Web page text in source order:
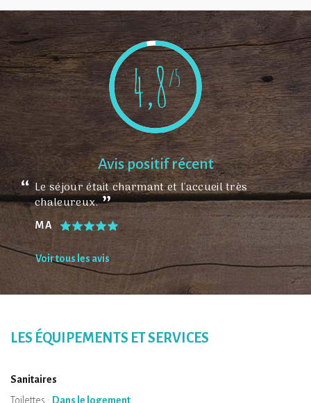
4,8/5
Avis positif récent
Le séjour était charmant et l'accueil très
chaleureux.
M A
Voir tous les avis
LES ÉQUIPEMENTS ET SERVICES
Sanitaires
Toilettes : Dans le logement